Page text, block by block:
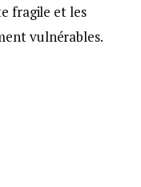
fragile et les
vulnérables.